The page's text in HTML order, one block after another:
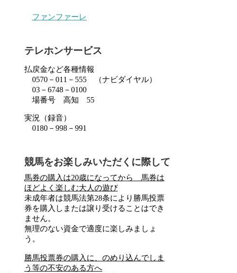
ファンファーレ
テレホンサービス
払戻金など各種情報
0570－011－555 （ナビダイヤル）
03－6748－0100
場番号 高知 55
実況（録音）
0180－998－991
競馬をお楽しみいただくに際して
馬券の購入は20歳になってから 馬券は
ほどよく楽しむ大人の遊び
未成年者は競馬法第28条により勝馬投票
券を購入しまたは譲り受けることはでき
ません。
無理のない資金で適度に楽しみましょ
う。
勝馬投票券の購入に、のめり込んでしま
う等の不安のある方へ